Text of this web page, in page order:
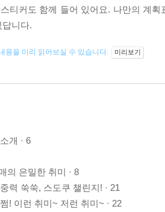
티커도 함께 들어 있어요. 나만의 계
답니다.
용을 미리 읽어보실 수 있습니다. 미리보기
개 · 6
의 은밀한 취미 · 8
력 쑥쑥, 스도쿠 챌린지! · 21
! 이런 취미~ 저런 취미~ · 22